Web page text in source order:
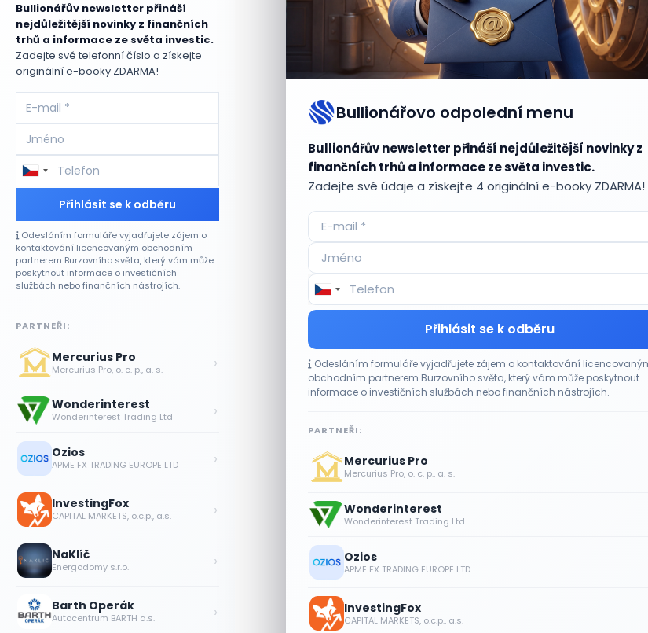
Bullionářovo odpolední menu
Bullionářův newsletter přináší nejdůležitější novinky z
finančních trhů a informace ze světa investic.
Zadejte své údaje a získejte 4 originální e-booky ZDARMA!
Přihlásit se k odběru
Odesláním formuláře vyjadřujete zájem o kontaktování
obchodním partnerem Burzovního světa, který vám může poskytnout
informace o investičních službách nebo finančních nástrojích.
PARTNEŘI:
Mercurius Pro
Mercurius Pro, o. c. p., a. s.
Wonderinterest
Wonderinterest Trading Ltd
Ozios
APME FX TRADING EUROPE LTD
InvestingFox
CAPITAL MARKETS, o.c.p., a.s.
Bullionářův newsletter přináší
nejdůležitější novinky z finančních
trhů a informace ze světa investic.
Zadejte své telefonní číslo a získejte
originální e-booky ZDARMA!
Přihlásit se k odběru
Odesláním formuláře vyjadřujete zájem o
kontaktování licencovaným obchodním
partnerem Burzovního světa, který vám může
poskytnout informace o investičních
službách nebo finančních nástrojích.
PARTNEŘI:
Mercurius Pro
Mercurius Pro, o. c. p., a. s. ›
Wonderinterest
Wonderinterest Trading Ltd ›
Ozios
APME FX TRADING EUROPE LTD ›
InvestingFox
CAPITAL MARKETS, o.c.p., a.s. ›
NaKlíč
Energodomy s.r.o. ›
Barth Operák
Autocentrum BARTH a.s. ›